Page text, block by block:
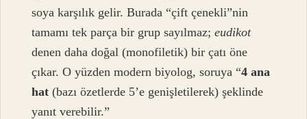
soya karşılık gelir. Burada “çift çenekli”nin
tamamı tek parça bir grup sayılmaz;eudikot
denen daha doğal (monofiletik) bir çatı öne
çıkar. O yüzden modern biyolog, soruya “4 ana
hat (bazı özetlerde 5’e genişletilerek) şeklinde
yanıt verebilir.”